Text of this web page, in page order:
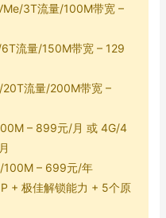
3T流量/100M带宽 –
流量/150M带宽 – 129
流量/200M带宽 –
– 899元/月 或 4G/4
100M – 699元/年
+ 极佳解锁能力 + 5个原